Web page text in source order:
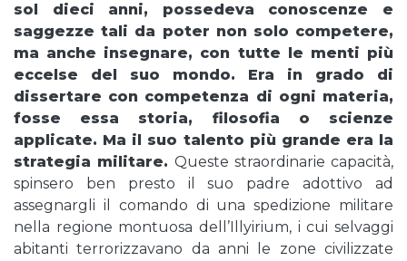
sol dieci anni, possedeva conoscenze e
saggezze tali da poter non solo competere,
ma anche insegnare, con tutte le menti più
eccelse del suo mondo. Era in grado di
dissertare con competenza di ogni materia,
fosse essa storia, filosofia o scienze
applicate. Ma il suo talento più grande era la
strategia militare. Queste straordinarie capacità,
spinsero ben presto il suo padre adottivo ad
assegnargli il comando di una spedizione militare
nella regione montuosa dell’Illyirium, i cui selvaggi
abitanti terrorizzavano da anni le zone civilizzate